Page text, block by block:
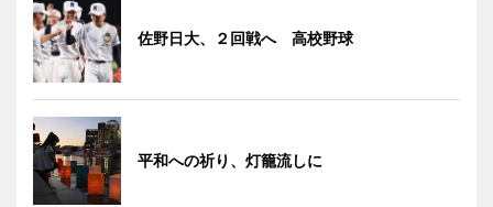
佐野日大、２回戦へ 高校野球
平和への祈り、灯籠流しに